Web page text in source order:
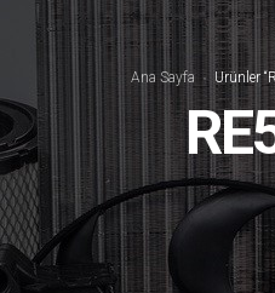
Ana Sayfa Ürünler